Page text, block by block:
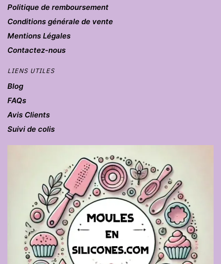
Politique de remboursement
Conditions générale de vente
Mentions Légales
Contactez-nous
LIENS UTILES
Blog
FAQs
Avis Clients
Suivi de colis